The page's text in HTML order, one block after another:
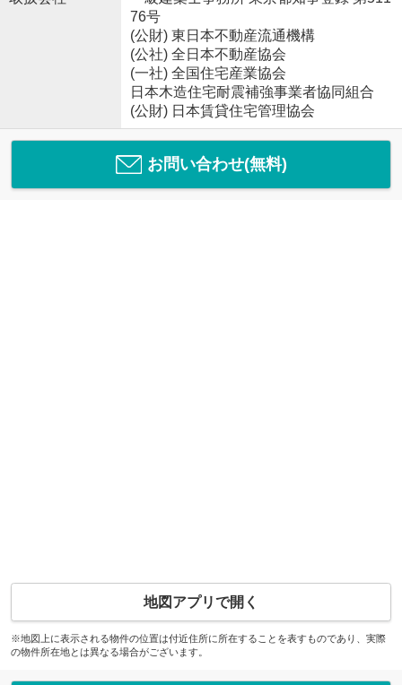
76号
(公財) 東日本不動産流通機構
(公社) 全日本不動産協会
(一社) 全国住宅産業協会
日本木造住宅耐震補強事業者協同組合
(公財) 日本賃貸住宅管理協会
お問い合わせ(無料)
地図アプリで開く
※地図上に表示される物件の位置は付近住所に所在することを表すものであり、実際
の物件所在地とは異なる場合がございます。